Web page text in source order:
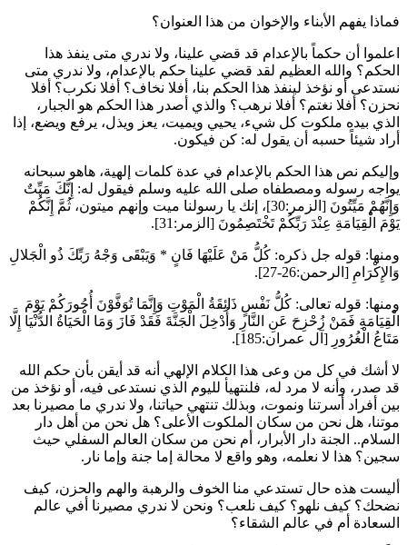
فماذا يفهم الأبناء والإخوان من هذا العنوان؟
اعلموا أن حكماً بالإعدام قد قضي علينا، ولا ندري متى ينفذ هذا
الحكم؟ والله العظيم لقد قضي علينا حكم بالإعدام، ولا ندري متى
نستدعى أو نؤخذ لينفذ هذا الحكم بنا، أفلا نخاف؟ أفلا نكرب؟ أفلا
نحزن؟ أفلا نغتم؟ أفلا نرهب؟ والذي أصدر هذا الحكم هو الجبار،
الذي بيده ملكوت كل شيء، يحيي ويميت، يعز ويذل، يرفع ويضع، إذا
أراد شيئاً حسبه أن يقول له: كن فيكون.
وإليكم نص هذا الحكم بالإعدام في عدة كلمات إلهية، هاهو سبحانه
يواجه رسوله ومصطفاه صلى الله عليه وسلم فيقول له: إِنَّكَ مَيِّتٌ
وَإِنَّهُمْ مَيِّتُونَ [الزمر:30]، إنك يا رسولنا ميت وإنهم ميتون،
ثُمَّ إِنَّكُمْ
يَوْمَ الْقِيَامَةِ عِنْدَ رَبِّكُمْ تَخْتَصِمُونَ [الزمر:31].
ومنها: قوله جل ذكره: كُلُّ مَنْ عَلَيْهَا فَانٍ * وَيَبْقَى وَجْهُ رَبِّكَ ذُو الْجَلالِ
وَالإِكْرَامِ [الرحمن:26-27].
ومنها: قوله تعالى: كُلُّ نَفْسٍ ذَائِقَةُ الْمَوْتِ وَإِنَّمَا تُوَفَّوْنَ أُجُورَكُمْ يَوْمَ
الْقِيَامَةِ فَمَنْ زُحْزِحَ عَنِ النَّارِ وَأُدْخِلَ الْجَنَّةَ فَقَدْ فَازَ وَمَا الْحَيَاةُ الدُّنْيَا إِلَّا
مَتَاعُ الْغُرُورِ [آل عمران:185].
لا أشك في كل من وعى هذا الكلام الإلهي أنه قد أيقن بأن حكم الله
قد صدر، وأنه لا مرد له، فلنتهيأ لليوم الذي نستدعى فيه، أو نؤخذ من
بين أفراد أسرتنا ونموت، وبذلك تنتهي حياتنا، ولا ندري ما مصيرنا بعد
موتنا، هل نحن من سكان الملكوت الأعلى؟ هل نحن من أهل دار
السلام.. الجنة دار الأبرار، أم نحن من سكان العالم السفلي حيث
سجين؟ هذا لا نعلمه، وهو واقع لا محالة إما جنة وإما نار.
أليست هذه حال تستدعي منا الخوف والرهبة والهم والحزن، كيف
نضحك؟ كيف نلهو؟ كيف نلعب؟ ونحن لا ندري مصيرنا أفي عالم
السعادة أم في عالم الشقاء؟